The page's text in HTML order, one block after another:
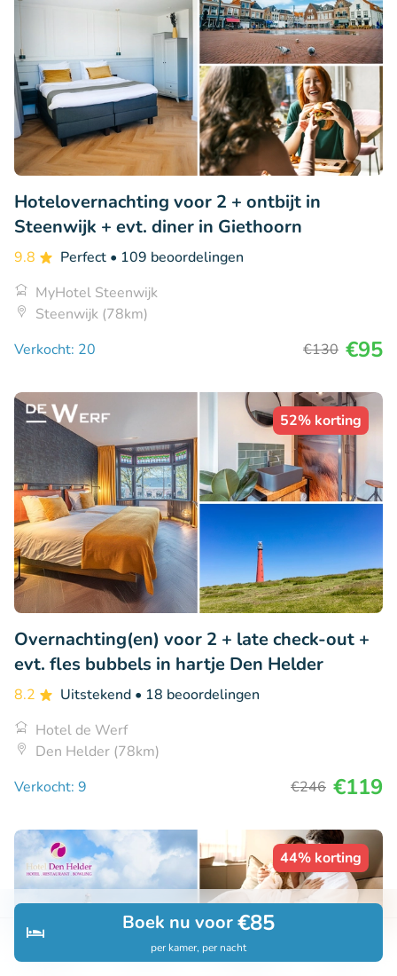
Zoeken Boekingen
Boek nu voor€85
per kamer, per nacht
Hotelovernachting voor 2 + ontbijt in
Steenwijk + evt. diner in Giethoorn
9.8 Perfect • 109 beoordelingen
MyHotel Steenwijk
Steenwijk (78km)
Verkocht: 20
€130 €95
52% korting
Overnachting(en) voor 2 + late check-out +
evt. fles bubbels in hartje Den Helder
8.2 Uitstekend • 18 beoordelingen
Hotel de Werf
Den Helder (78km)
Verkocht: 9
€246 €119
44% korting